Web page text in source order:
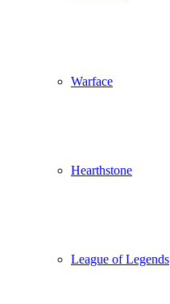
Warface
Hearthstone
League of Legends